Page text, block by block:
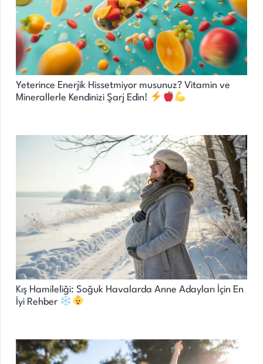
Yeterince Enerjik Hissetmiyor musunuz? Vitamin ve
Minerallerle Kendinizi Şarj Edin!
Kış Hamileliği: Soğuk Havalarda Anne Adayları İçin En
İyi Rehber